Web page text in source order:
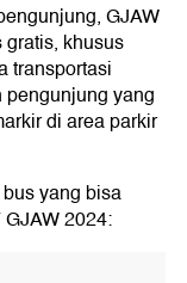
GJAW
khusus
transportasi
pengunjung yang
di area parkir
yang bisa
2024: